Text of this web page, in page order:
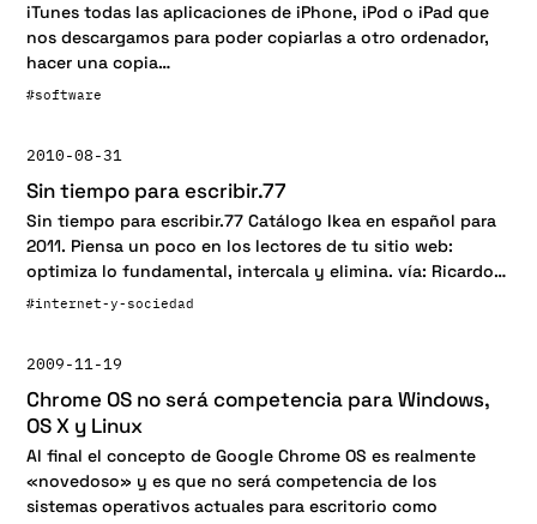
iTunes todas las aplicaciones de iPhone, iPod o iPad que
nos descargamos para poder copiarlas a otro ordenador,
hacer una copia…
#software
2010-08-31
Sin tiempo para escribir.77
Sin tiempo para escribir.77 Catálogo Ikea en español para
2011. Piensa un poco en los lectores de tu sitio web:
optimiza lo fundamental, intercala y elimina. vía: Ricardo…
#internet-y-sociedad
2009-11-19
Chrome OS no será competencia para Windows,
OS X y Linux
Al final el concepto de Google Chrome OS es realmente
«novedoso» y es que no será competencia de los
sistemas operativos actuales para escritorio como